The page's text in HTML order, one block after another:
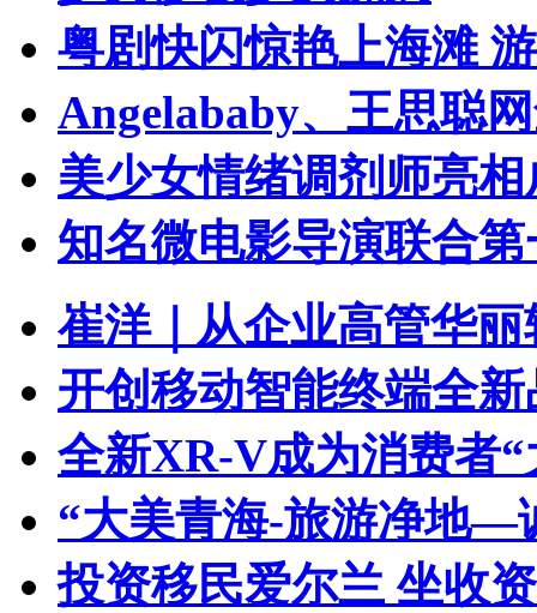
粤剧快闪惊艳上海滩
Angelababy、王思聪
美少女情绪调剂师亮
知名微电影导演联合
崔洋｜从企业高管华
开创移动智能终端全
全新XR-V成为消费者
“大美青海-旅游净地—
投资移民爱尔兰 坐收